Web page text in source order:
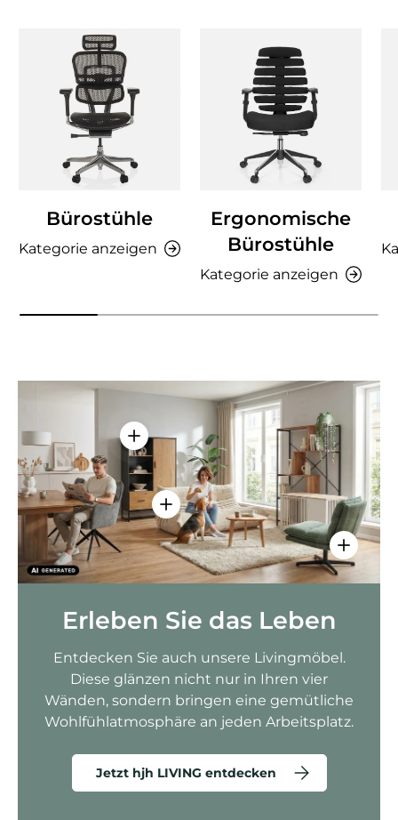
Bürostühle
Kategorie anzeigen
Ergonomische
Bürostühle
Kategorie anzeigen
Einzelheiten anzeigen - AMIO H -
Einzelheiten anzeigen - Sitzolo 2
Erleben Sie das Leben
Entdecken Sie auch unsere Livingmöbel.
Diese glänzen nicht nur in Ihren vier
Wänden, sondern bringen eine gemütliche
Wohlfühlatmosphäre an jeden Arbeitsplatz.
Jetzt hjh LIVING entdecken